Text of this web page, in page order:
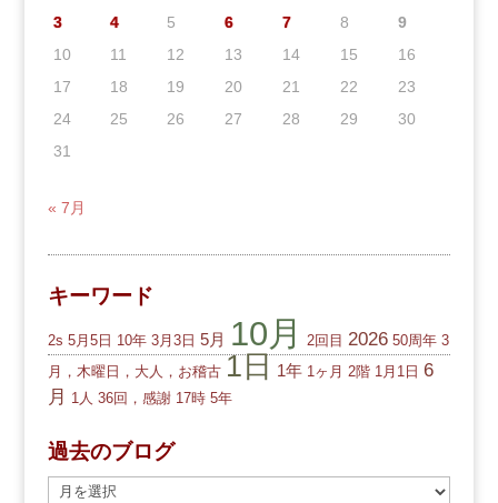
3
4 5 6 7 8
9
10
11 12 13 14 15
16
17
18 19 20 21 22
23
24
25 26 27 28 29
30
31
« 7月
キーワード
2s 5月5日 10年 3月3日 5月 10月 2回目 2026 50周年 3
月，木曜日，大人，お稽古 1日 1年 1ヶ月 2階 1月1日 6
月
1人 36回，感謝 17時 5年
過去のブログ